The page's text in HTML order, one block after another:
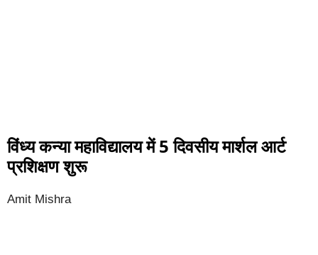
विंध्य कन्या महाविद्यालय में 5 दिवसीय मार्शल आर्ट
प्रशिक्षण शुरू
Amit Mishra